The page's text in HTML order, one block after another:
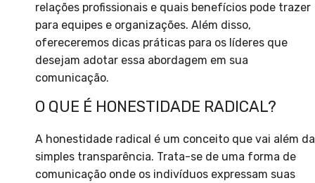
relações profissionais e quais benefícios pode trazer
para equipes e organizações. Além disso,
ofereceremos dicas práticas para os líderes que
desejam adotar essa abordagem em sua
comunicação.
O QUE É HONESTIDADE RADICAL?
A honestidade radical é um conceito que vai além da
simples transparência. Trata-se de uma forma de
comunicação onde os indivíduos expressam suas